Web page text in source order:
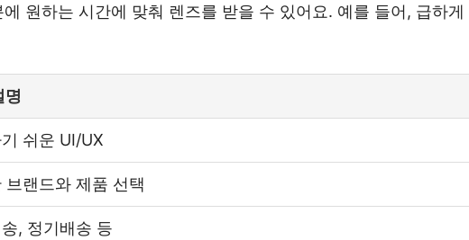
에 원하는 시간에 맞춰 렌즈를 받을 수 있어요. 예를 들어, 급하
명
쉬운 UI/UX
브랜드와 제품 선택
, 정기배송 등